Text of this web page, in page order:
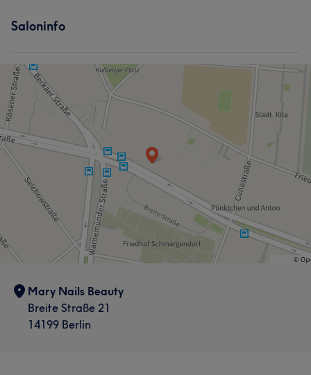
Saloninfo
Mary Nails Beauty
Breite Straße 21
14199 Berlin